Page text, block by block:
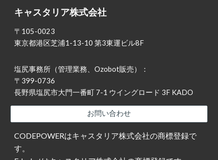
キャスタリア株式会社
〒105-0023
東京都港区芝浦1-13-10 第3東運ビル8F
塩尻事務所（管理業務、Ozobot販売）：
〒399-0736
長野県塩尻市大門一番町 7-1 ウイングロード 3F KADO
お問い合わせ
CODEPOWERはキャスタリア株式会社の商標登録で
す。